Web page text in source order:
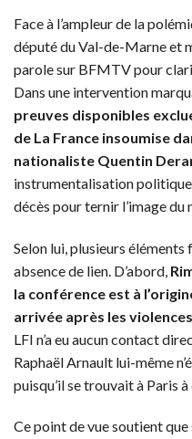
Face à l’ampleur de la
député du Val-de-Marne et
parole sur BFMTV pour
Dans une intervention
preuves disponibles
de La France insoumise
nationaliste Quentin
instrumentalisation
décès pour ternir l’image du
Selon lui, plusieurs
absence de lien. D’abord,
la conférence est à
arrivée après les violences
LFI n’a eu aucun contact
Raphaël Arnault lui-même
puisqu’il se trouvait à Paris à
Ce point de vue soutient